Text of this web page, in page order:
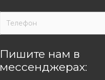
Пишите нам в
мессенджерах: